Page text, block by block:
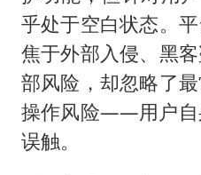
乎处于空白状态。
焦于外部入侵、黑
部风险，却忽略了
操作风险——用户自
误触。